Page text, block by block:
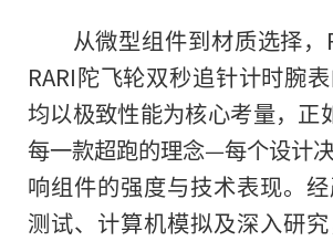
从微型组件到材质选择，
RARI陀飞轮双秒追针计时腕
均以极致性能为核心考量，正
每一款超跑的理念—每个设计
响组件的强度与技术表现。
测试、计算机模拟及深入研